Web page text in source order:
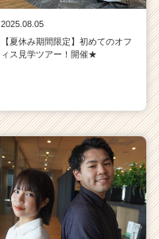
2025.08.05
【夏休み期間限定】初めてのオフ
ィス見学ツアー！開催★